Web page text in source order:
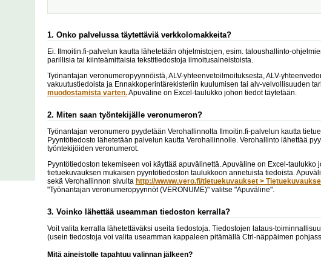
1. Onko palvelussa täytettäviä verkkolomakkeita?
Ei. Ilmoitin.fi-palvelun kautta lähetetään ohjelmistojen, esim. taloushallinto-
parillisia tai kiinteämittaisia tekstitiedostoja ilmoitusaineistoista.
Työnantajan veronumeropyynnöistä, ALV-yhteenvetoilmoituksesta, ALV-
vakuutustiedoista ja Ennakkoperintärekisteriin kuulumisen tai alv-velvollisuuden
muodostamista varten.Apuväline on Excel-taulukko johon tiedot täytetään.
2. Miten saan työntekijälle veronumeron?
Työnantajan veronumero pyydetään Verohallinnolta Ilmoitin.fi-palvelun kautta
Pyyntötiedosto lähetetään palvelun kautta Verohallinnolle. Verohallinto lähettää
työntekijöiden veronumerot.
Pyyntötiedoston tekemiseen voi käyttää apuvälinettä. Apuväline on Excel-taulukko
tietuekuvauksen mukaisen pyyntötiedoston taulukkoon annetuista tiedoista.
sekä Verohallinnon sivulta http://wwww.vero.fi/tietuekuvaukset >
"Työnantajan veronumeropyynnöt (VERONUME)" valitse "Apuväline".
3. Voinko lähettää useamman tiedoston kerralla?
Voit valita kerralla lähetettäväksi useita tiedostoja. Tiedostojen lataus-
(usein tiedostoja voi valita useamman kappaleen pitämällä Ctrl-näppäimen
Mitä aineistolle tapahtuu valinnan jälkeen?